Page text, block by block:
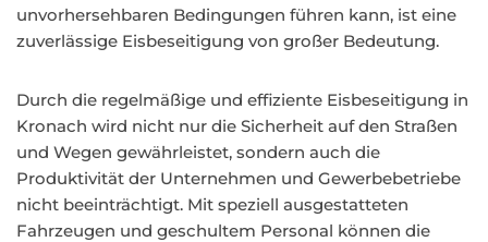
unvorhersehbaren Bedingungen führen kann, ist eine
zuverlässige Eisbeseitigung von großer Bedeutung.
Durch die regelmäßige und effiziente Eisbeseitigung in
Kronach wird nicht nur die Sicherheit auf den Straßen
und Wegen gewährleistet, sondern auch die
Produktivität der Unternehmen und Gewerbebetriebe
nicht beeinträchtigt. Mit speziell ausgestatteten
Fahrzeugen und geschultem Personal können die